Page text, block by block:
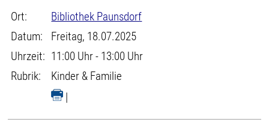
Ort:
Bibliothek Paunsdorf
Datum:
Freitag, 18.07.2025
Uhrzeit: 11:00 Uhr - 13:00 Uhr
Rubrik:
Kinder & Familie
|